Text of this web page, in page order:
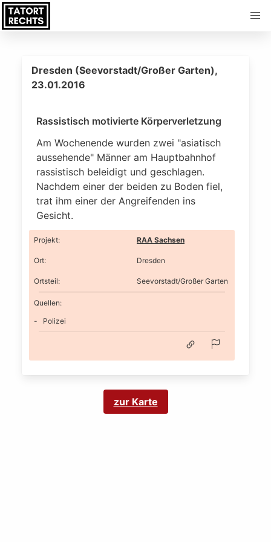
Dresden (Seevorstadt/Großer Garten),
23.01.2016
Rassistisch motivierte Körperverletzung
Am Wochenende wurden zwei "asiatisch
aussehende" Männer am Hauptbahnhof
rassistisch beleidigt und geschlagen.
Nachdem einer der beiden zu Boden fiel,
trat ihm einer der Angreifenden ins
Gesicht.
Projekt: RAA Sachsen
Ort: Dresden
Ortsteil: Seevorstadt/Großer Garten
Quellen:
Polizei
zur Karte